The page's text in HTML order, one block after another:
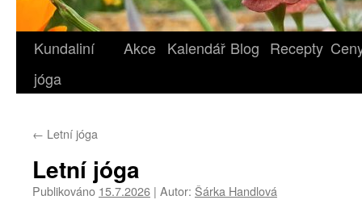
Kundaliní
jóga
Akce Kalendář Blog Recepty
← Letní jóga
Letní jóga
Publikováno 15.7.2026 | Autor: Šárka Handlová